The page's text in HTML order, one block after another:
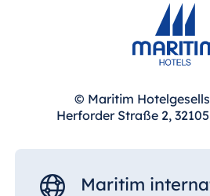
© Maritim
Herforder Straße 2,
Maritim